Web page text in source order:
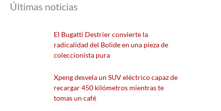
Últimas noticias
El Bugatti Destrier convierte la
radicalidad del Bolide en una pieza de
coleccionista pura
Xpeng desvela un SUV eléctrico capaz de
recargar 450 kilómetros mientras te
tomas un café